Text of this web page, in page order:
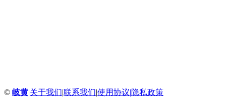
© 岐黄|关于我们|联系我们|使用协议|隐私政策